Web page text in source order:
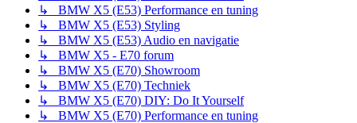
↳ BMW X5 (E53) Performance en tuning
↳ BMW X5 (E53) Styling
↳ BMW X5 (E53) Audio en navigatie
↳ BMW X5 - E70 forum
↳ BMW X5 (E70) Showroom
↳ BMW X5 (E70) Techniek
↳ BMW X5 (E70) DIY: Do It Yourself
↳ BMW X5 (E70) Performance en tuning